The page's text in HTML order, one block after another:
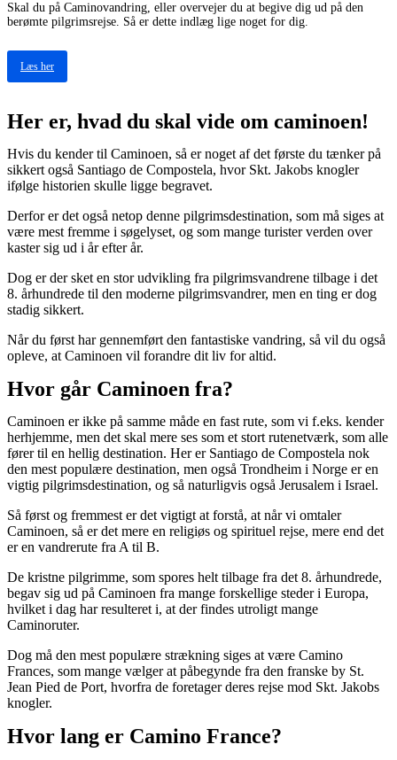
Skal du på Caminovandring, eller overvejer du at begive dig ud på den
berømte pilgrimsrejse. Så er dette indlæg lige noget for dig.
Læs her
Her er, hvad du skal vide om caminoen!
Hvis du kender til Caminoen, så er noget af det første du tænker på
sikkert også Santiago de Compostela, hvor Skt. Jakobs knogler
ifølge historien skulle ligge begravet.
Derfor er det også netop denne pilgrimsdestination, som må siges at
være mest fremme i søgelyset, og som mange turister verden over
kaster sig ud i år efter år.
Dog er der sket en stor udvikling fra pilgrimsvandrene tilbage i det
8. århundrede til den moderne pilgrimsvandrer, men en ting er dog
stadig sikkert.
Når du først har gennemført den fantastiske vandring, så vil du også
opleve, at Caminoen vil forandre dit liv for altid.
Hvor går Caminoen fra?
Caminoen er ikke på samme måde en fast rute, som vi f.eks. kender
herhjemme, men det skal mere ses som et stort rutenetværk, som alle
fører til en hellig destination. Her er Santiago de Compostela nok
den mest populære destination, men også Trondheim i Norge er en
vigtig pilgrimsdestination, og så naturligvis også Jerusalem i Israel.
Så først og fremmest er det vigtigt at forstå, at når vi omtaler
Caminoen, så er det mere en religiøs og spirituel rejse, mere end det
er en vandrerute fra A til B.
De kristne pilgrimme, som spores helt tilbage fra det 8. århundrede,
begav sig ud på Caminoen fra mange forskellige steder i Europa,
hvilket i dag har resulteret i, at der findes utroligt mange
Caminoruter.
Dog må den mest populære strækning siges at være Camino
Frances, som mange vælger at påbegynde fra den franske by St.
Jean Pied de Port, hvorfra de foretager deres rejse mod Skt. Jakobs
knogler.
Hvor lang er Camino France?